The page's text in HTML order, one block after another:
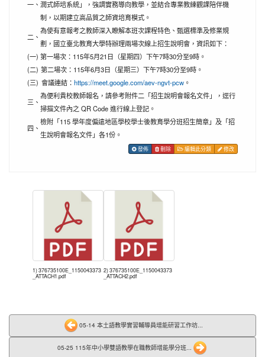
一、 潤式師培系統」，強調實務導向教學，並結合專業教練觀課陪伴機
制，以期建立高品質之師資培育模式。
二、
為使有意報考之教師深入瞭解本班次課程特色、甄選標準及修業規
劃，國立臺北教育大學特辦理兩場次線上招生說明會，資訊如下：
(一) 第一場次：115年5月21日（星期四）下午7時30分至9時。
(二) 第二場次：115年6月3日（星期三）下午7時30分至9時。
(三) 會議連結： https://meet.google.com/aev-ngvt-pcw 。
三、
為便利貴校教師報名，請參考附件二「招生說明會報名文件」，逕行
掃描文件內之 QR Code 進行線上登記。
四、
檢附「115 學年度偏遠地區學校學士後教育學分班招生簡章」及「招
生說明會報名文件」各1份。
發佈 刪除 編輯此分類 修改
1) 376735100E_1150043373
_ATTACH1.pdf
2) 376735100E_1150043373
_ATTACH2.pdf
05-14 本土語教學實習輔導員增能研習工作坊...
05-25 115年中小學雙語教學在職教師增能學分班...